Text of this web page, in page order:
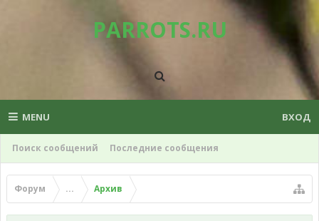
PARROTS.RU
MENU
Поиск сообщений Последние сообщения
ВХОД
Форум ... Архив